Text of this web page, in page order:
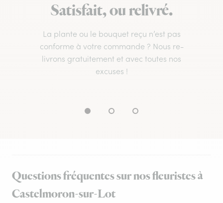
Satisfait, ou relivré.
La plante ou le bouquet reçu n’est pas
conforme à votre commande ? Nous re-
livrons gratuitement et avec toutes nos
excuses !
Questions fréquentes sur nos fleuristes à
Castelmoron-sur-Lot